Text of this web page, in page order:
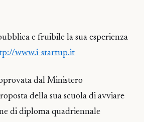
e fruibile la sua esperienza
www.i-startup.it
dal Ministero
della sua scuola di avviare
di diploma quadriennale